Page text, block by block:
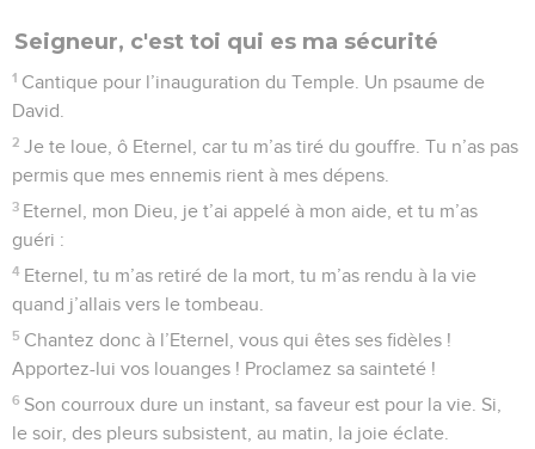
Seigneur, c'est toi qui es ma sécurité
1 Cantique pour l’inauguration du Temple. Un psaume de
David.
2 Je te loue, ô Eternel, car tu m’as tiré du gouffre. Tu n’as pas
permis que mes ennemis rient à mes dépens.
3 Eternel, mon Dieu, je t’ai appelé à mon aide, et tu m’as
guéri :
4 Eternel, tu m’as retiré de la mort, tu m’as rendu à la vie
quand j’allais vers le tombeau.
5 Chantez donc à l’Eternel, vous qui êtes ses fidèles !
Apportez-lui vos louanges ! Proclamez sa sainteté !
6 Son courroux dure un instant, sa faveur est pour la vie. Si,
le soir, des pleurs subsistent, au matin, la joie éclate.